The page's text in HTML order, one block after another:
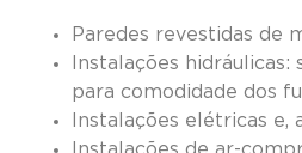
Paredes revestidas de
Instalações hidráulicas:
para comodidade dos
Instalações elétricas e,